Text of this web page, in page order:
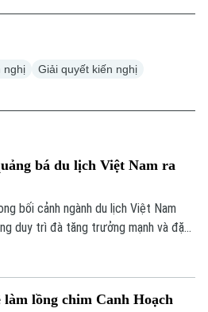
nghị
Giải quyết kiến nghị
bá du lịch Việt Nam ra
bối cảnh ngành du lịch Việt Nam
duy trì đà tăng trưởng mạnh và đặt
được xem là giải pháp quan trọng để
làm lồng chim Canh Hoạch